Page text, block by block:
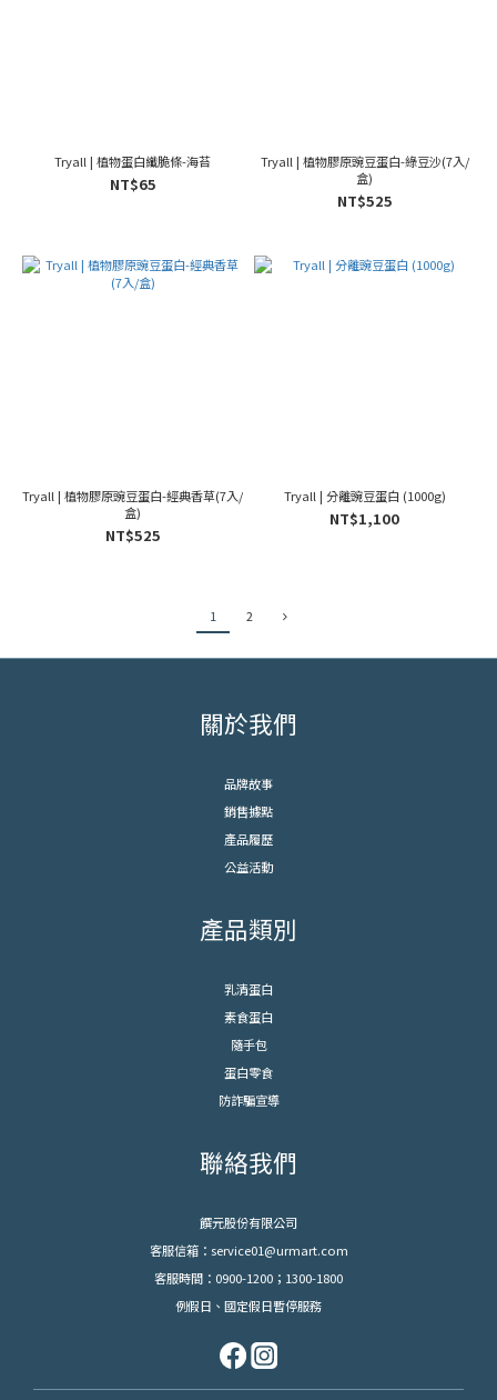
Tryall | 植物蛋白纖脆條-海苔
NT$65
Tryall | 植物膠原豌豆蛋白-綠豆沙(7入/
盒)
NT$525
Tryall | 植物膠原豌豆蛋白-經典香草(7入/
盒)
NT$525
Tryall | 分離豌豆蛋白 (1000g)
NT$1,100
1 2
關於我們
品牌故事
銷售據點
產品履歷
公益活動
產品類別
乳清蛋白
素食蛋白
隨手包
蛋白零食
防詐騙宣導
聯絡我們
饌元股份有限公司
客服信箱：service01@urmart.com
客服時間：0900-1200；1300-1800
例假日、國定假日暫停服務